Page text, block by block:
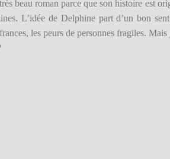
beau roman parce que son histoire est
L’idée de Delphine part d’un bon
les peurs de personnes fragiles.